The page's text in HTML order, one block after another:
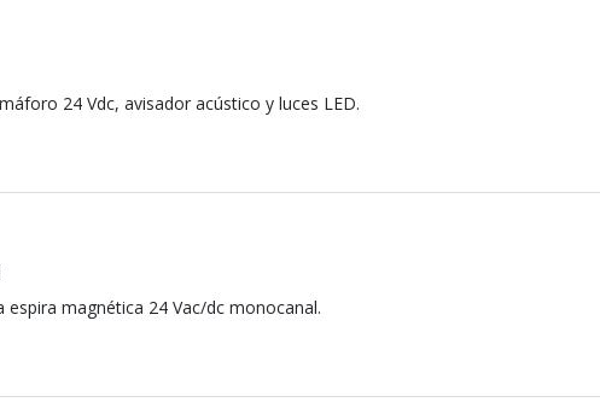
24 Vdc, avisador acústico y luces LED.
espira magnética 24 Vac/dc monocanal.